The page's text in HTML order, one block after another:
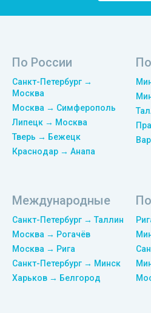
По России
Санкт-Петербург →
Москва
Москва → Симферополь
Липецк → Москва
Тверь → Бежецк
Краснодар → Анапа
Международные
Санкт-Петербург → Таллин
Москва → Рогачёв
Москва → Рига
Санкт-Петербург → Минск
Харьков → Белгород